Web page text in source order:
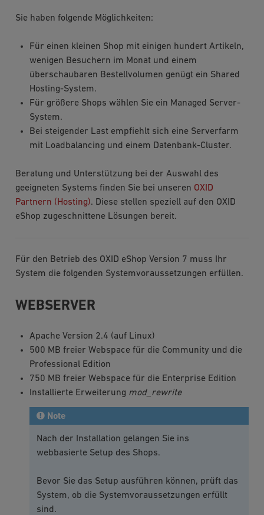
Sie haben folgende Möglichkeiten:
Für einen kleinen Shop mit einigen hundert Artikeln,
wenigen Besuchern im Monat und einem
überschaubaren Bestellvolumen genügt ein Shared
Hosting-System.
Für größere Shops wählen Sie ein Managed Server-
System.
Bei steigender Last empfiehlt sich eine Serverfarm
mit Loadbalancing und einem Datenbank-Cluster.
Beratung und Unterstützung bei der Auswahl des
geeigneten Systems finden Sie bei unseren OXID
Partnern (Hosting). Diese stellen speziell auf den OXID
eShop zugeschnittene Lösungen bereit.
Für den Betrieb des OXID eShop Version 7 muss Ihr
System die folgenden Systemvoraussetzungen erfüllen.
WEBSERVER
Apache Version 2.4 (auf Linux)
500 MB freier Webspace für die Community und die
Professional Edition
750 MB freier Webspace für die Enterprise Edition
Installierte Erweiterung mod_rewrite
Note
Nach der Installation gelangen Sie ins
webbasierte Setup des Shops.
Bevor Sie das Setup ausführen können, prüft das
System, ob die Systemvoraussetzungen erfüllt
sind.